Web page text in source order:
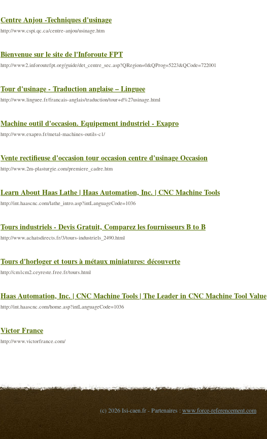
Centre Anjou -Techniques d'usinage
http://www.cspi.qc.ca/centre-anjou/usinage.htm
Bienvenue sur le site de l'Inforoute FPT
http://www2.inforoutefpt.org/guide/det_centre_sec.asp?QRegion=0&QProg=5223&QCode=722001
Tour d'usinage - Traduction anglaise – Linguee
http://www.linguee.fr/francais-anglais/traduction/tour+d%27usinage.html
Machine outil d'occasion. Equipement industriel - Exapro
http://www.exapro.fr/metal-machines-outils-c1/
Vente rectifieuse d'occasion tour occasion centre d'usinage Occasion
http://www.2m-plasturgie.com/premiere_cadre.htm
Learn About Haas Lathe | Haas Automation, Inc. | CNC Machine Tools
http://int.haascnc.com/lathe_intro.asp?intLanguageCode=1036
Tours industriels - Devis Gratuit, Comparez les fournisseurs B to B
http://www.achatsdirects.fr/3/tours-industriels_2490.html
Tours d'horloger et tours à métaux miniatures: découverte
http://cm1cm2.ceyreste.free.fr/tours.html
Haas Automation, Inc. | CNC Machine Tools | The Leader in CNC Machine Tool Value
http://int.haascnc.com/home.asp?intLanguageCode=1036
Victor France
http://www.victorfrance.com/
(c) 2026 Isi-caen.fr - Partenaires :www.force-referencement.com